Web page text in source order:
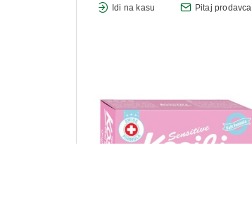
Idi na kasu Pitaj prodavca